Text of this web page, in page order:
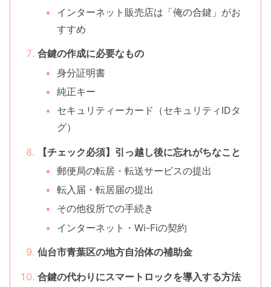
インターネット販売店は「俺の合鍵」がお
すすめ
合鍵の作成に必要なもの
身分証明書
純正キー
セキュリティーカード（セキュリティIDタ
グ）
【チェック必須】引っ越し後に忘れがちなこと
郵便局の転居・転送サービスの提出
転入届・転居届の提出
その他役所での手続き
インターネット・Wi-Fiの契約
仙台市青葉区の地方自治体の補助金
合鍵の代わりにスマートロックを導入する方法